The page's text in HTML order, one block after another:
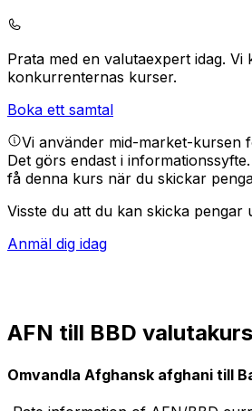
Prata med en valutaexpert idag. Vi
konkurrenternas kurser.
Boka ett samtal
Vi använder mid-market-kursen
Det görs endast i
få denna kurs när du skickar
Visste du att du kan skicka pengar
Anmäl dig idag
AFN till BBD
Omvandla Afghansk afghani till